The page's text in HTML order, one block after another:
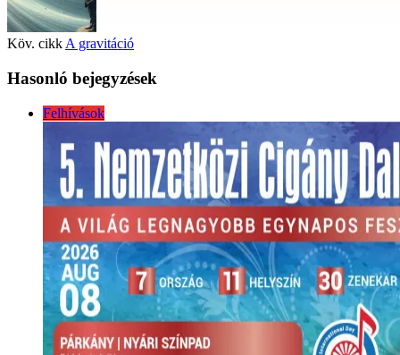
Köv. cikk A gravitáció
Hasonló bejegyzések
Felhívások